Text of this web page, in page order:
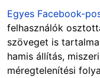
Egyes Facebook-
felhasználók
szöveget is
hamis állítás,
méregtelenítési